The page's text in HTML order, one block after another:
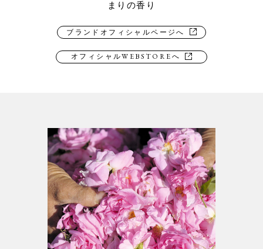
まりの香り
ブランドオフィシャルページへ
オフィシャルWEBSTOREへ